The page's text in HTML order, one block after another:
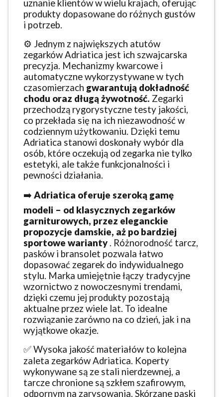
uznanie klientów w wielu krajach, oferując
produkty dopasowane do różnych gustów
i potrzeb.
⚙️ Jednym z największych atutów
zegarków Adriatica jest ich szwajcarska
precyzja. Mechanizmy kwarcowe i
automatyczne wykorzystywane w tych
czasomierzach gwarantują dokładność
chodu oraz długą żywotność. Zegarki
przechodzą rygorystyczne testy jakości,
co przekłada się na ich niezawodność w
codziennym użytkowaniu. Dzięki temu
Adriatica stanowi doskonały wybór dla
osób, które oczekują od zegarka nie tylko
estetyki, ale także funkcjonalności i
pewności działania.
➡️ Adriatica oferuje szeroką gamę
modeli – od klasycznych zegarków
garniturowych, przez eleganckie
propozycje damskie, aż po bardziej
sportowe warianty . Różnorodność tarcz,
pasków i bransolet pozwala łatwo
dopasować zegarek do indywidualnego
stylu. Marka umiejętnie łączy tradycyjne
wzornictwo z nowoczesnymi trendami,
dzięki czemu jej produkty pozostają
aktualne przez wiele lat. To idealne
rozwiązanie zarówno na co dzień, jak i na
wyjątkowe okazje.
✅ Wysoka jakość materiałów to kolejna
zaleta zegarków Adriatica. Koperty
wykonywane są ze stali nierdzewnej, a
tarcze chronione są szkłem szafirowym,
odpornym na zarysowania. Skórzane paski